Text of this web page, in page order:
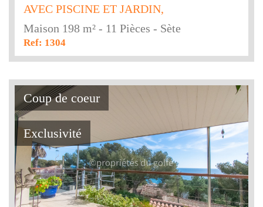
AVEC PISCINE ET JARDIN,
Maison 198 m² - 11 Pièces - Sète
Ref: 1304
Exclusivité
Coup de coeur